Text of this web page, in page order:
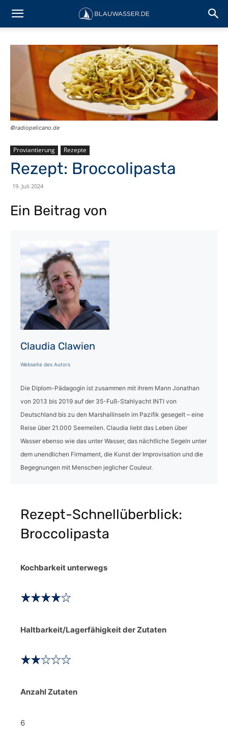
©️radiopelicano.de
Proviantierung Rezepte
Rezept: Broccolipasta
19. Juli 2024
Ein Beitrag von
Claudia Clawien
Webseite des Autors
Die Diplom-Pädagogin ist zusammen mit ihrem Mann Jonathan
von 2013 bis 2019 auf der 35-Fuß-Stahlyacht INTI von
Deutschland bis zu den Marshallinseln im Pazifik gesegelt – eine
Reise über 21.000 Seemeilen. Claudia liebt das Leben über
Wasser ebenso wie das unter Wasser, das nächtliche Segeln unter
dem unendlichen Firmament, die Kunst der Improvisation und die
Begegnungen mit Menschen jeglicher Couleur.
Rezept-Schnellüberblick:
Broccolipasta
Kochbarkeit unterwegs
Haltbarkeit/Lagerfähigkeit der Zutaten
Anzahl Zutaten
6